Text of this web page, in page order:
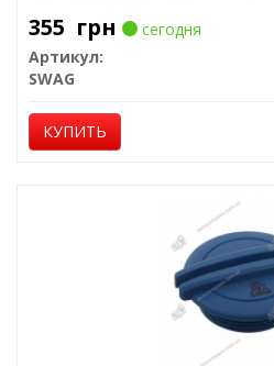
355 грн
сегодня
Артикул:
SWAG
КУПИТЬ